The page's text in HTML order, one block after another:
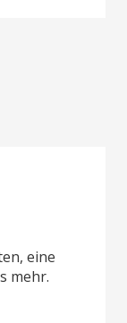
eine
mehr.